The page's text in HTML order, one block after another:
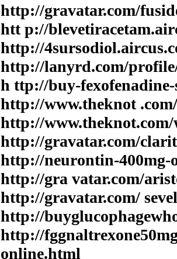
http://gravatar.com/
htt p://
http://
http://lanyrd.com/
h ttp://buy-fexofenadine-
http://www.theknot
http://www.theknot.com/
http://gravatar.com/
http://neurontin-400mg-
http://gra vatar.com/
http://gravatar.com/
http://
http://
online.html